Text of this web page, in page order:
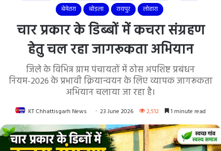
बेमेतरा
बोड़ला रायपुर लोहारा
चार प्रकार के डिब्बों में कचरा संग्रहण
हेतु चल रहा जागरूकता अभियान
जिले के विभिन्न ग्राम पंचायतों में ठोस अपशिष्ट प्रबंधन
नियम-2026 के प्रभावी क्रियान्वयन के लिए व्यापक जागरूकता
अभियान चलाया जा रहा है।
KT Chhattisgarh News 23 June 2026 2,512 1 minute read